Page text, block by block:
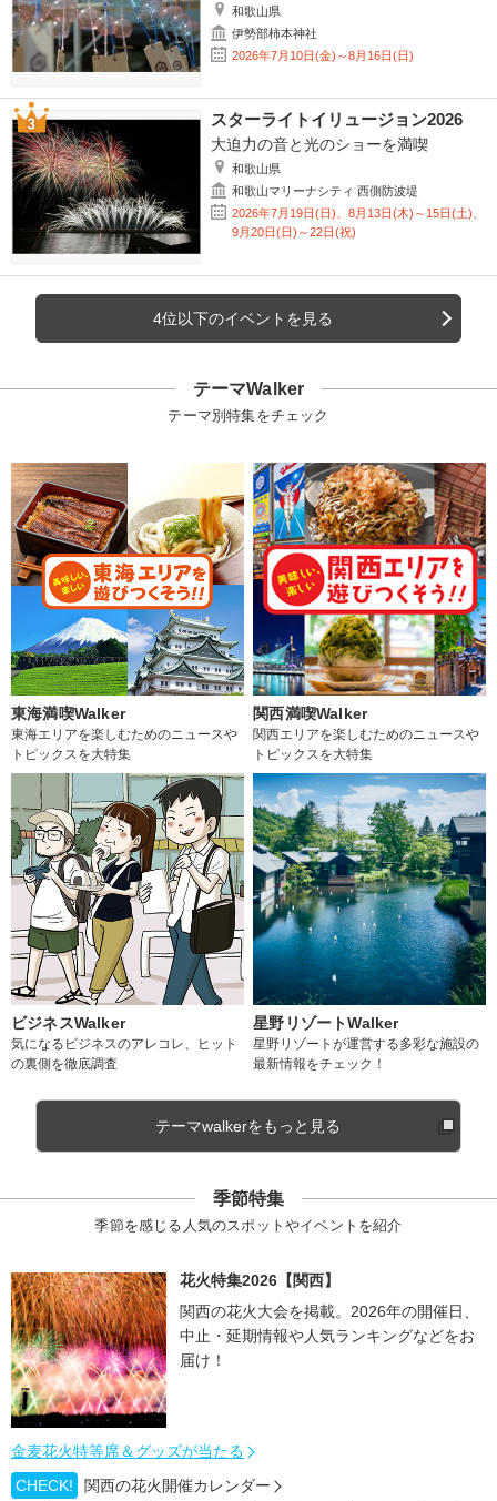
和歌山県
伊勢部柿本神社
2026年7月10日(金)～8月16日(日)
スターライトイリュージョン2026
大迫力の音と光のショーを満喫
和歌山県
和歌山マリーナシティ 西側防波堤
2026年7月19日(日)、8月13日(木)～15日(土)、
9月20日(日)～22日(祝)
4位以下のイベントを見る
テーマWalker
テーマ別特集をチェック
東海満喫Walker
東海エリアを楽しむためのニュースや
トピックスを大特集
関西満喫Walker
関西エリアを楽しむためのニュースや
トピックスを大特集
ビジネスWalker
気になるビジネスのアレコレ、ヒット
の裏側を徹底調査
星野リゾートWalker
星野リゾートが運営する多彩な施設の
最新情報をチェック！
テーマwalkerをもっと見る
季節特集
季節を感じる人気のスポットやイベントを紹介
花火特集2026【関西】
関西の花火大会を掲載。2026年の開催日、
中止・延期情報や人気ランキングなどをお
届け！
金麦花火特等席＆グッズが当たる
CHECK!
関西の花火開催カレンダー